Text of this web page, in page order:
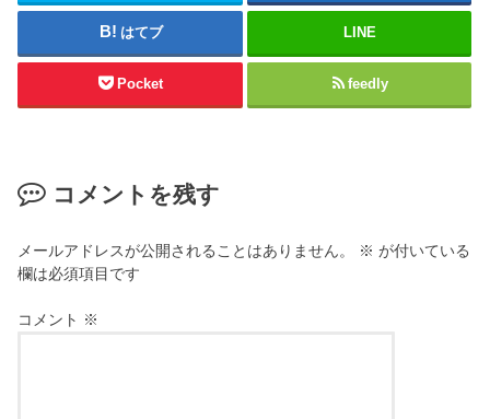
はてブ LINE
Pocket feedly
コメントを残す
メールアドレスが公開されることはありません。 ※ が付いている
欄は必須項目です
コメント ※